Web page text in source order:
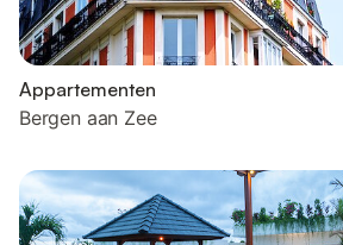
Appartementen
Bergen aan Zee